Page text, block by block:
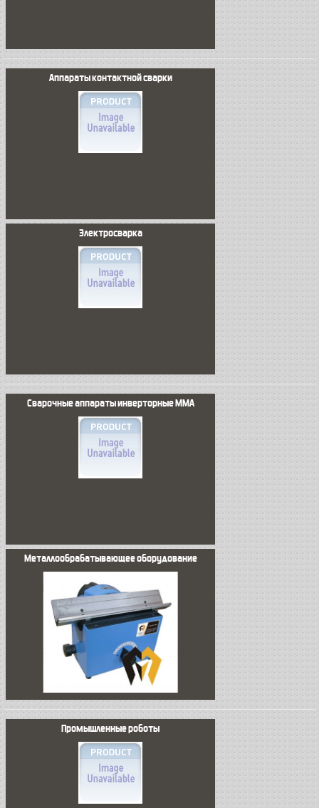
Аппараты контактной сварки
Электросварка
Сварочные аппараты инверторные MMA
Металлообрабатывающее оборудование
Промышленные роботы